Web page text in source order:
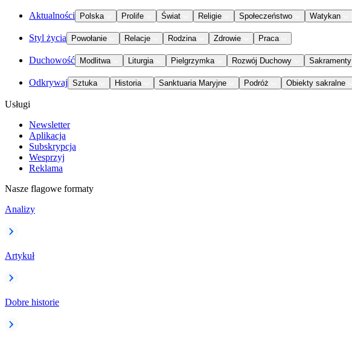
Aktualności Polska Prolife Świat Religie Społeczeństwo Watykan
Styl życia Powołanie Relacje Rodzina Zdrowie Praca
Duchowość Modlitwa Liturgia Pielgrzymka Rozwój Duchowy Sakramenty
Odkrywaj Sztuka Historia Sanktuaria Maryjne Podróż Obiekty sakralne
Usługi
Newsletter
Aplikacja
Subskrypcja
Wesprzyj
Reklama
Nasze flagowe formaty
Analizy
Artykuł
Dobre historie